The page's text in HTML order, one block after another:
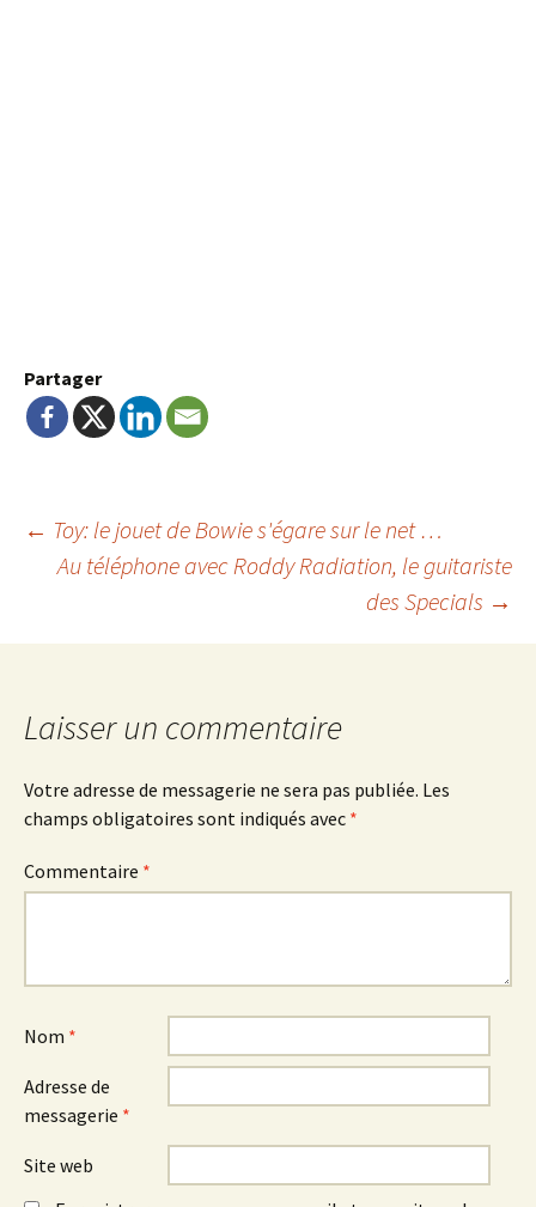
Partager
Navigation
← Toy: le jouet de Bowie s'égare sur le net …
Au téléphone avec Roddy Radiation, le guitariste
des Specials →
Laisser un commentaire
Votre adresse de messagerie ne sera pas publiée. Les
champs obligatoires sont indiqués avec *
Commentaire *
Nom *
Adresse de
messagerie *
Site web